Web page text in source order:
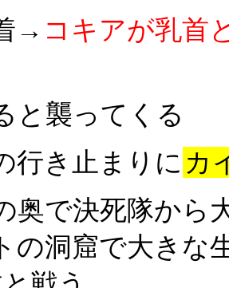
→ コキアが乳首
と襲ってくる
行き止まりに カ
奥で決死隊から
の洞窟で大きな